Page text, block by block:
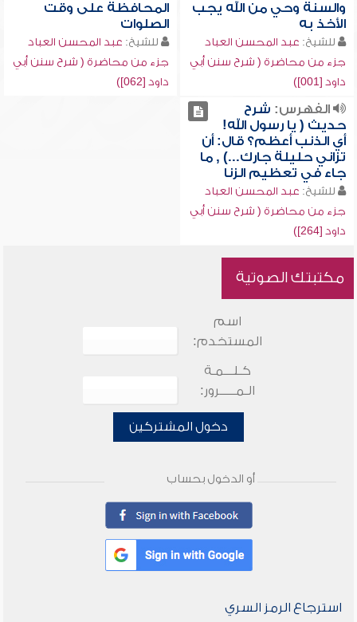
والسنة وحي من الله يجب
الأخذ به
للشيخ: عبد المحسن العباد
جزء من محاضرة ( شرح سنن أبي
داود [001])
المحافظة على وقت
الصلوات
للشيخ: عبد المحسن العباد
جزء من محاضرة ( شرح سنن أبي
داود [062])
الفهرس: شرح
حديث ( يا رسول الله!
أي الذنب أعظم؟ قال: أن
تزاني حليلة جارك...) , ما
جاء في تعظيم الزنا
للشيخ: عبد المحسن العباد
جزء من محاضرة ( شرح سنن أبي
داود [264])
مكتبتك الصوتية
اسم
المستخدم:
كـلـــمـة
الـمـــــرور:
دخول المشتركين
أو الدخول بحساب
استرجاع الرمز السري